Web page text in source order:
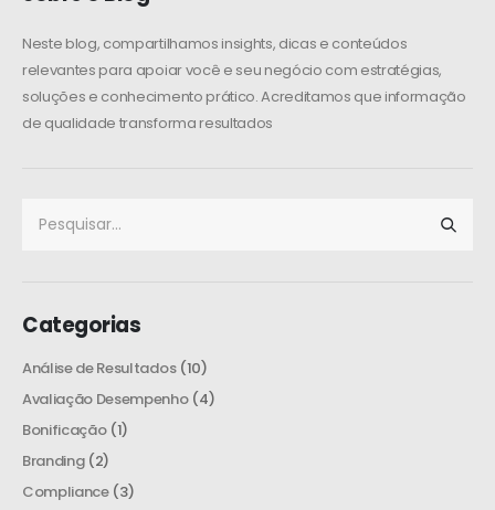
Neste blog, compartilhamos insights, dicas e conteúdos
relevantes para apoiar você e seu negócio com estratégias,
soluções e conhecimento prático. Acreditamos que informação
de qualidade transforma resultados
Categorias
Análise de Resultados(10)
Avaliação Desempenho(4)
Bonificação(1)
Branding(2)
Compliance(3)